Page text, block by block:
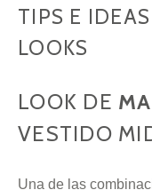
TIPS E
LOOKS
LOOK DE
VESTIDO
Una de las